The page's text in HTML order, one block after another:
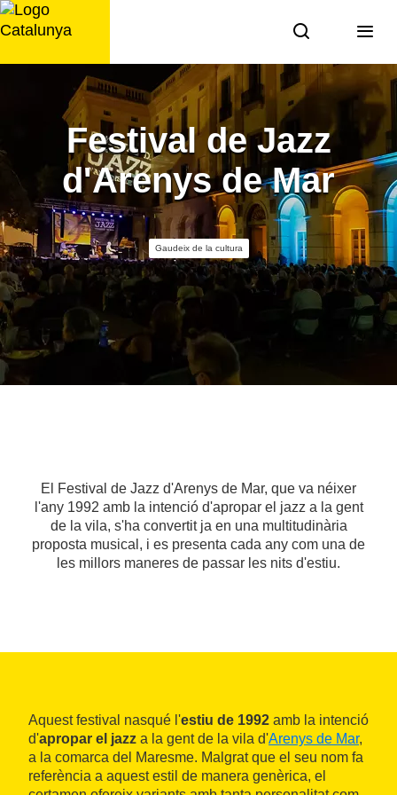
Saltar
al
Festival de Jazz
d'Arenys de Mar
Gaudeix de la cultura
El Festival de Jazz d'Arenys de Mar, que va néixer
l'any 1992 amb la intenció d'apropar el jazz a la gent
de la vila, s'ha convertit ja en una multitudinària
proposta musical, i es presenta cada any com una de
les millors maneres de passar les nits d'estiu.
Aquest festival nasqué l'estiu de 1992 amb la intenció
d'apropar el jazz a la gent de la vila d'Arenys de Mar,
a la comarca del Maresme. Malgrat que el seu nom fa
referència a aquest estil de manera genèrica, el